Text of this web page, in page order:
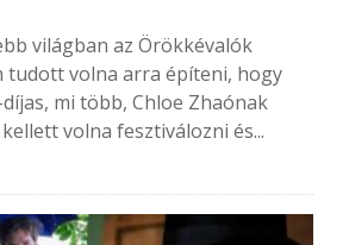
világban az Örökkévalók
tudott volna arra építeni, hogy
mi több, Chloe Zhaónak
volna fesztiválozni és...